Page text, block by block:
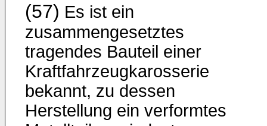
(57) Es ist ein
zusammengesetztes
tragendes Bauteil einer
Kraftfahrzeugkarosserie
bekannt, zu dessen
Herstellung ein verformtes